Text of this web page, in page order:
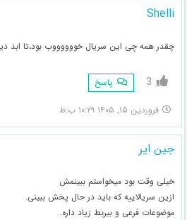
Shelli
چقدر همه چی این سریال خووووووب بود،تا ابد
3 پاسخ
فروردین ۱۵, ۱۴۰۵ ۱۰:۲۹ ب.ظ
جین ایر
خیلی وقت بود میخواستم ببینمش
ازین سریالاییه که باید در حال پخش ببینی.
موضوعات فرعی و بیربط زیاد داره.